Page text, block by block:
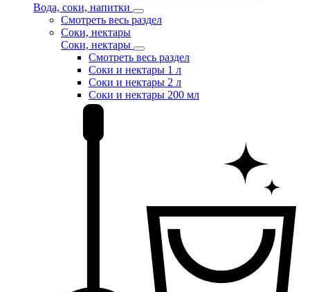
Вода, соки, напитки
Смотреть весь раздел
Соки, нектары
Соки, нектары
Смотреть весь раздел
Соки и нектары 1 л
Соки и нектары 2 л
Соки и нектары 200 мл